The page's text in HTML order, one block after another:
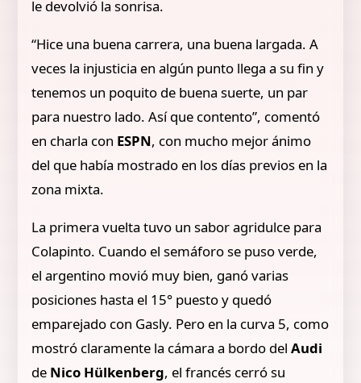
le devolvió la sonrisa.
“Hice una buena carrera, una buena largada. A
veces la injusticia en algún punto llega a su fin y
tenemos un poquito de buena suerte, un par
para nuestro lado. Así que contento”, comentó
en charla con ESPN, con mucho mejor ánimo
del que había mostrado en los días previos en la
zona mixta.
La primera vuelta tuvo un sabor agridulce para
Colapinto. Cuando el semáforo se puso verde,
el argentino movió muy bien, ganó varias
posiciones hasta el 15° puesto y quedó
emparejado con Gasly. Pero en la curva 5, como
mostró claramente la cámara a bordo delAudi
de Nico Hülkenberg, el francés cerró su